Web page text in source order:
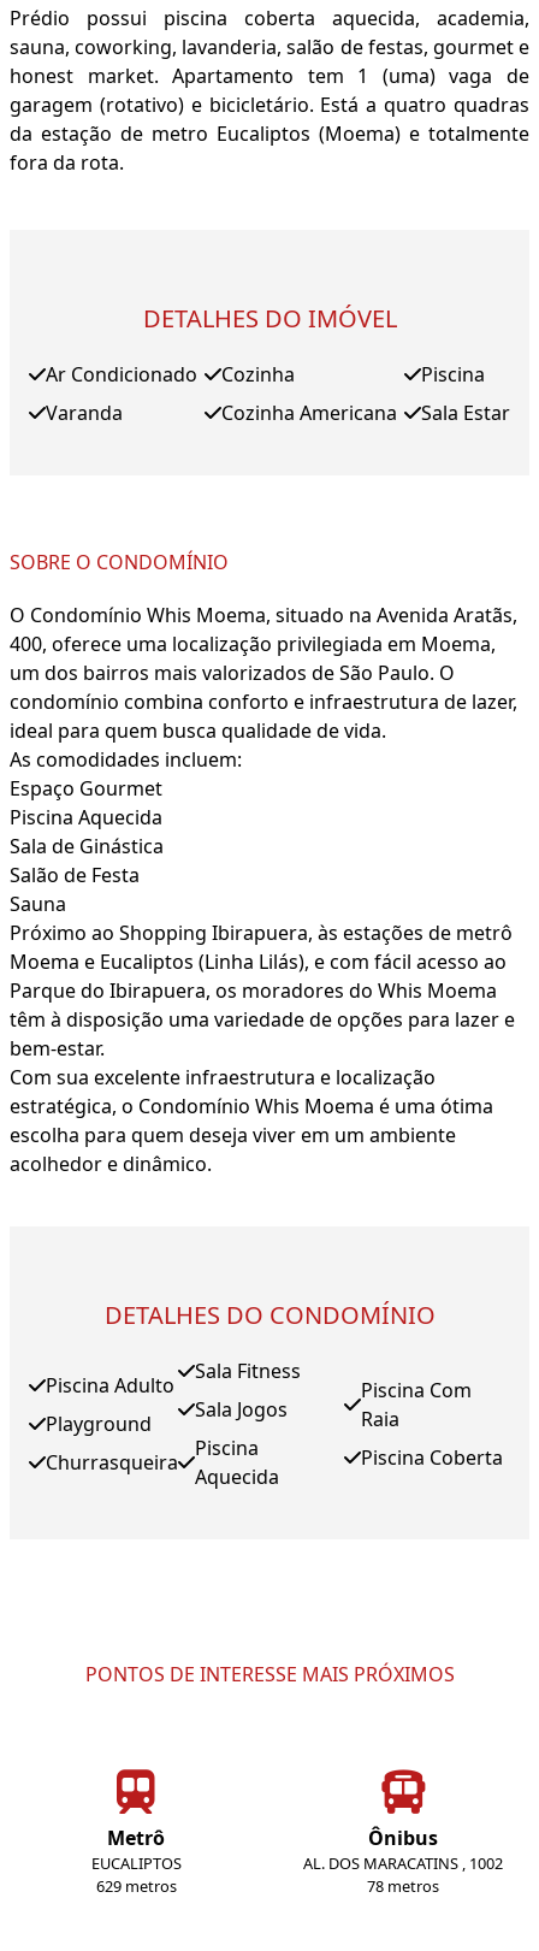
Prédio possui piscina coberta aquecida, academia,
sauna, coworking, lavanderia, salão de festas, gourmet e
honest market. Apartamento tem 1 (uma) vaga de
garagem (rotativo) e bicicletário. Está a quatro quadras
da estação de metro Eucaliptos (Moema) e totalmente
fora da rota.
DETALHES DO IMÓVEL
Ar Condicionado
Varanda
Cozinha
Cozinha Americana
Piscina
Sala Estar
SOBRE O CONDOMÍNIO
O Condomínio Whis Moema, situado na Avenida Aratãs,
400, oferece uma localização privilegiada em Moema,
um dos bairros mais valorizados de São Paulo. O
condomínio combina conforto e infraestrutura de lazer,
ideal para quem busca qualidade de vida.
As comodidades incluem:
Espaço Gourmet
Piscina Aquecida
Sala de Ginástica
Salão de Festa
Sauna
Próximo ao Shopping Ibirapuera, às estações de metrô
Moema e Eucaliptos (Linha Lilás), e com fácil acesso ao
Parque do Ibirapuera, os moradores do Whis Moema
têm à disposição uma variedade de opções para lazer e
bem-estar.
Com sua excelente infraestrutura e localização
estratégica, o Condomínio Whis Moema é uma ótima
escolha para quem deseja viver em um ambiente
acolhedor e dinâmico.
DETALHES DO CONDOMÍNIO
Piscina Adulto
Playground
Churrasqueira
Sala Fitness
Sala Jogos
Piscina
Aquecida
Piscina Com
Raia
Piscina Coberta
PONTOS DE INTERESSE MAIS PRÓXIMOS
Metrô
EUCALIPTOS
629 metros
Ônibus
AL. DOS MARACATINS , 1002
78 metros